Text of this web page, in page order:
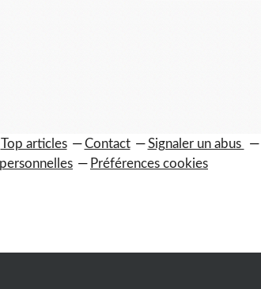
Top articles Contact Signaler un abus
Préférences cookies